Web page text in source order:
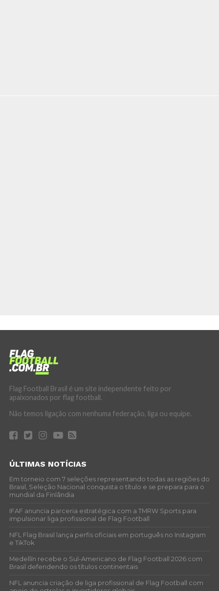
Flag Football Brasil é um site independente feito por
apaixonados por flag football.
Não temos ligação com nenhuma federação, liga ou equipe.
ÚLTIMAS NOTÍCIAS
Em torneio com 7 seleções representando todas as regiões do
Brasil, Seleção Nacional conquista o título e se prepara para o
mundial da Finlândia
IFAF anuncia parceria estratégica com a TMRW Sports para
impulsionar liga profissional de Flag Football
NFL Flag Brasil lança perfis oficiais em português no Instagram
e TikTok
Medellín recebe o Sul-Americano de Flag Football 2026 com
Brasil defendendo os títulos continentais
NFL anuncia criação de liga profissional de Flag Football com